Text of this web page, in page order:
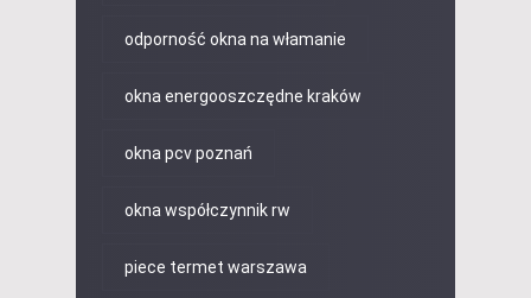
odporność okna na włamanie
okna energooszczędne kraków
okna pcv poznań
okna współczynnik rw
piece termet warszawa